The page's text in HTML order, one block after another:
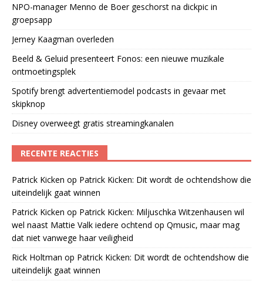
NPO-manager Menno de Boer geschorst na dickpic in
groepsapp
Jerney Kaagman overleden
Beeld & Geluid presenteert Fonos: een nieuwe muzikale
ontmoetingsplek
Spotify brengt advertentiemodel podcasts in gevaar met
skipknop
Disney overweegt gratis streamingkanalen
RECENTE REACTIES
Patrick Kicken op Patrick Kicken: Dit wordt de ochtendshow die
uiteindelijk gaat winnen
Patrick Kicken op Patrick Kicken: Miljuschka Witzenhausen wil
wel naast Mattie Valk iedere ochtend op Qmusic, maar mag
dat niet vanwege haar veiligheid
Rick Holtman op Patrick Kicken: Dit wordt de ochtendshow die
uiteindelijk gaat winnen